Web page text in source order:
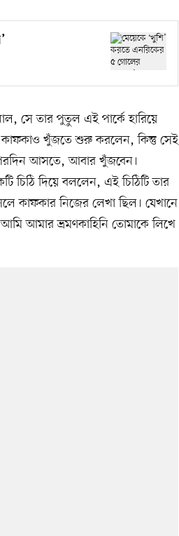
সে তার পুতুল এই পার্কে হারিয়ে
কাফকাও খুঁজতে শুরু করলেন, কিন্তু সেই
আসতে, আবার খুঁজবেন।
চিঠি দিয়ে বললেন, এই চিঠিটি তার
কাফকার নিজের লেখা ছিল। যেখানে
আমার ভ্রমণকাহিনি তোমাকে লিখে